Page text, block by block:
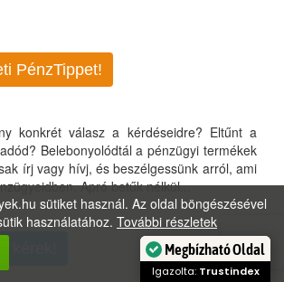
PénzTippet!
konkrét válasz a kérdéseidre? Eltűnt a
Belebonyolódtál a pénzügyi termékek
írj vagy hívj, és beszélgessünk arról, ami
Apró betűk nélkül...
kérek!
sütiket használ. Az oldal böngészésével
használatához. További részletek
Megbízható Oldal
Igazolta: Trustindex